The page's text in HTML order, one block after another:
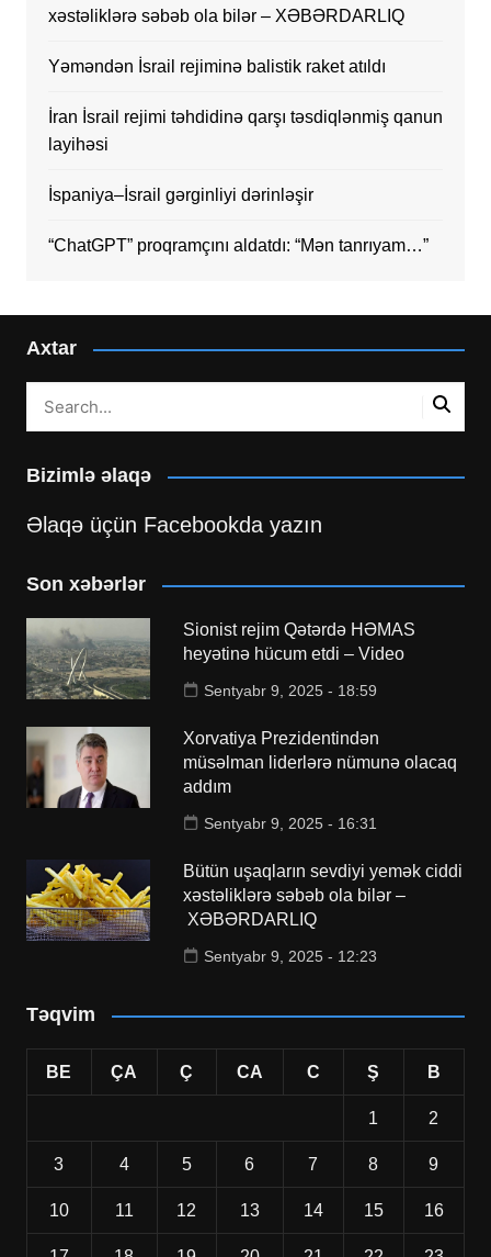
xəstəliklərə səbəb ola bilər – XƏBƏRDARLIQ
Yəməndən İsrail rejiminə balistik raket atıldı
İran İsrail rejimi təhdidinə qarşı təsdiqlənmiş qanun
layihəsi
İspaniya–İsrail gərginliyi dərinləşir
“ChatGPT” proqramçını aldatdı: “Mən tanrıyam…”
Axtar
Bizimlə əlaqə
Əlaqə üçün Facebookda yazın
Son xəbərlər
Sionist rejim Qətərdə HƏMAS
heyətinə hücum etdi – Video
Sentyabr 9, 2025 - 18:59
Xorvatiya Prezidentindən
müsəlman liderlərə nümunə olacaq
addım
Sentyabr 9, 2025 - 16:31
Bütün uşaqların sevdiyi yemək ciddi
xəstəliklərə səbəb ola bilər –
XƏBƏRDARLIQ
Sentyabr 9, 2025 - 12:23
Təqvim
BE ÇA Ç CA C Ş B
1 2
3 4 5 6 7 8 9
10 11 12 13 14 15 16